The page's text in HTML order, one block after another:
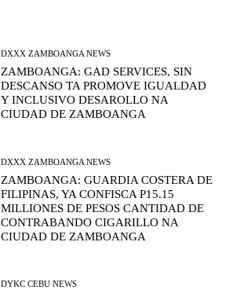
DXXX ZAMBOANGA NEWS
ZAMBOANGA: GAD SERVICES, SIN
DESCANSO TA PROMOVE IGUALDAD
Y INCLUSIVO DESAROLLO NA
CIUDAD DE ZAMBOANGA
DXXX ZAMBOANGA NEWS
ZAMBOANGA: GUARDIA COSTERA DE
FILIPINAS, YA CONFISCA P15.15
MILLIONES DE PESOS CANTIDAD DE
CONTRABANDO CIGARILLO NA
CIUDAD DE ZAMBOANGA
DYKC CEBU NEWS